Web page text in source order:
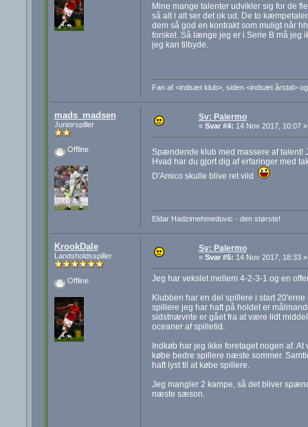
Mine mange talenter udvikler sig for de
så alt i alt ser det ok ud. De to
dem så god en kontrakt som muligt når
forskel. Så længe jeg er i Serie B må jeg
jeg kan tilbyde.
Fan af <indsæt klub>, siden <indsæt årstal>
mads_madsen
Juniorspiller
Offline
Sv: Palermo
« Svar #4: 14 Nov 2017, 10:07 »
Spændende klub med massere af talent!
Hvad har du gjort dig af erfaringer med
D'Amico skulle blive ret vild
Eldar Hadzimehmedovic - den største!
KrookDale
Landsholdsspiller
Offline
Sv: Palermo
« Svar #5: 14 Nov 2017, 18:33 »
Jeg har vekslet mellem 4-2-3-1 og en
Klubben har en del spillere i start
spillere jeg har haft på holdet er
sidstnævnte er gået fra at være lidt
oceaner af spilletid.
Indkøb har jeg ikke foretaget nogen af.
købe bedre spillere næste sommer.
haft lyst til at købe spillere.
Jeg mangler 2 kampe, så det bliver
næste sæson.